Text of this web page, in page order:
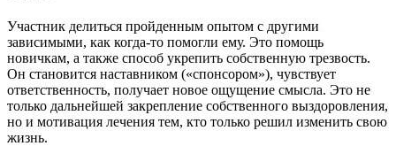
Участник делиться пройденным опытом с другими
зависимыми, как когда-то помогли ему. Это помощь
новичкам, а также способ укрепить собственную трезвость.
Он становится наставником («спонсором»), чувствует
ответственность, получает новое ощущение смысла. Это не
только дальнейшей закрепление собственного выздоровления,
но и мотивация лечения тем, кто только решил изменить свою
жизнь.